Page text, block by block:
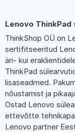
Lenovo ThinkPad
ThinkShop OÜ on
sertifitseeritud
äri- kui
ThinkPad
lisaseadmed.
nõustamist ja
Ostad Lenovo
ettevõtte
Lenovo partner